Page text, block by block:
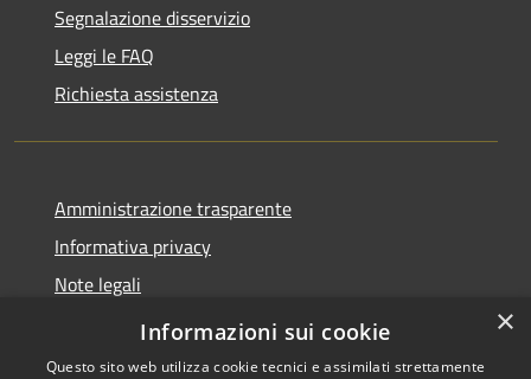
Segnalazione disservizio
Leggi le FAQ
Richiesta assistenza
Amministrazione trasparente
Informativa privacy
Note legali
Dichiarazione di accessibilità
×
Informazioni sui cookie
Questo sito web utilizza cookie tecnici e assimilati strettamente